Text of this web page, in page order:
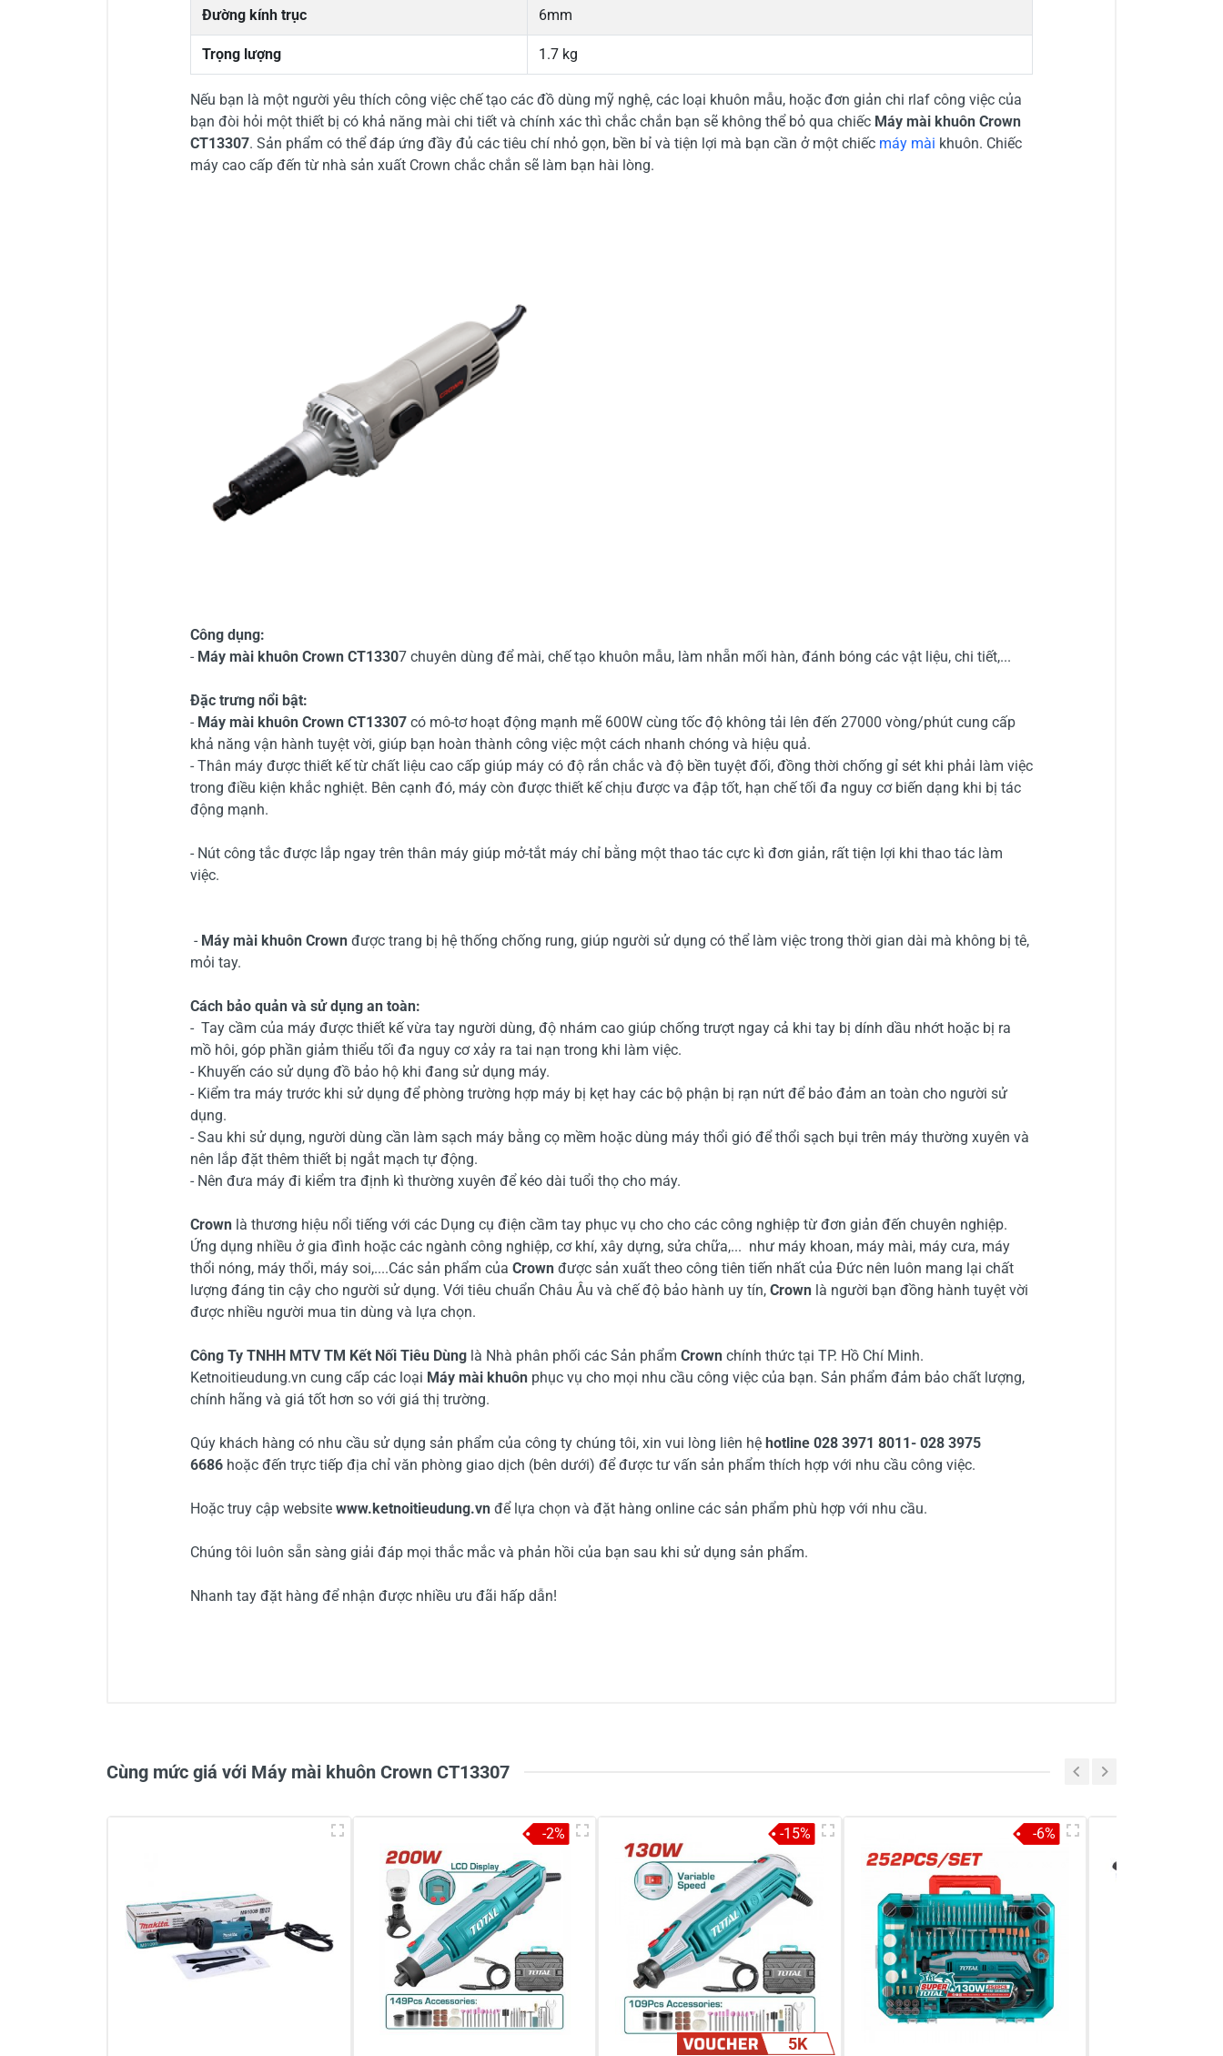
Đường kính trục 6mm
Trọng lượng 1.7 kg
Nếu bạn là một người yêu thích công việc chế tạo các đồ dùng mỹ nghệ, các loại khuôn mẫu, hoặc đơn giản chi rlaf công việc của
bạn đòi hỏi một thiết bị có khả năng mài chi tiết và chính xác thì chắc chắn bạn sẽ không thể bỏ qua chiếc Máy mài khuôn Crown
CT13307. Sản phẩm có thể đáp ứng đầy đủ các tiêu chí nhỏ gọn, bền bỉ và tiện lợi mà bạn cần ở một chiếc máy mài khuôn. Chiếc
máy cao cấp đến từ nhà sản xuất Crown chắc chắn sẽ làm bạn hài lòng.
Công dụng:
- Máy mài khuôn Crown CT13307 chuyên dùng để mài, chế tạo khuôn mẫu, làm nhẵn mối hàn, đánh bóng các vật liệu, chi tiết,...
Đặc trưng nổi bật:
- Máy mài khuôn Crown CT13307 có mô-tơ hoạt động mạnh mẽ 600W cùng tốc độ không tải lên đến 27000 vòng/phút cung cấp
khả năng vận hành tuyệt vời, giúp bạn hoàn thành công việc một cách nhanh chóng và hiệu quả.
- Thân máy được thiết kế từ chất liệu cao cấp giúp máy có độ rắn chắc và độ bền tuyệt đối, đồng thời chống gỉ sét khi phải làm việc
trong điều kiện khắc nghiệt. Bên cạnh đó, máy còn được thiết kế chịu được va đập tốt, hạn chế tối đa nguy cơ biến dạng khi bị tác
động mạnh.
- Nút công tắc được lắp ngay trên thân máy giúp mở-tắt máy chỉ bằng một thao tác cực kì đơn giản, rất tiện lợi khi thao tác làm
việc.
- Máy mài khuôn Crown được trang bị hệ thống chống rung, giúp người sử dụng có thể làm việc trong thời gian dài mà không bị tê,
mỏi tay.
Cách bảo quản và sử dụng an toàn:
- Tay cầm của máy được thiết kế vừa tay người dùng, độ nhám cao giúp chống trượt ngay cả khi tay bị dính dầu nhớt hoặc bị ra
mồ hôi, góp phần giảm thiểu tối đa nguy cơ xảy ra tai nạn trong khi làm việc.
- Khuyến cáo sử dụng đồ bảo hộ khi đang sử dụng máy.
- Kiểm tra máy trước khi sử dụng để phòng trường hợp máy bị kẹt hay các bộ phận bị rạn nứt để bảo đảm an toàn cho người sử
dụng.
- Sau khi sử dụng, người dùng cần làm sạch máy bằng cọ mềm hoặc dùng máy thổi gió để thổi sạch bụi trên máy thường xuyên và
nên lắp đặt thêm thiết bị ngắt mạch tự động.
- Nên đưa máy đi kiểm tra định kì thường xuyên để kéo dài tuổi thọ cho máy.
Crown là thương hiệu nổi tiếng với các Dụng cụ điện cầm tay phục vụ cho cho các công nghiệp từ đơn giản đến chuyên nghiệp.
Ứng dụng nhiều ở gia đình hoặc các ngành công nghiệp, cơ khí, xây dựng, sửa chữa,... như máy khoan, máy mài, máy cưa, máy
thổi nóng, máy thổi, máy soi,....Các sản phẩm của Crown được sản xuất theo công tiên tiến nhất của Đức nên luôn mang lại chất
lượng đáng tin cậy cho người sử dụng. Với tiêu chuẩn Châu Âu và chế độ bảo hành uy tín, Crown là người bạn đồng hành tuyệt vời
được nhiều người mua tin dùng và lựa chọn.
Công Ty TNHH MTV TM Kết Nối Tiêu Dùng là Nhà phân phối các Sản phẩm Crown chính thức tại TP. Hồ Chí Minh.
Ketnoitieudung.vn cung cấp các loại Máy mài khuôn phục vụ cho mọi nhu cầu công việc của bạn. Sản phẩm đảm bảo chất lượng,
chính hãng và giá tốt hơn so với giá thị trường.
Qúy khách hàng có nhu cầu sử dụng sản phẩm của công ty chúng tôi, xin vui lòng liên hệ hotline 028 3971 8011- 028 3975
6686 hoặc đến trực tiếp địa chỉ văn phòng giao dịch (bên dưới) để được tư vấn sản phẩm thích hợp với nhu cầu công việc.
Hoặc truy cập website www.ketnoitieudung.vn để lựa chọn và đặt hàng online các sản phẩm phù hợp với nhu cầu.
Chúng tôi luôn sẵn sàng giải đáp mọi thắc mắc và phản hồi của bạn sau khi sử dụng sản phẩm.
Nhanh tay đặt hàng để nhận được nhiều ưu đãi hấp dẫn!
Đánh giá sao Họ và tên* Tiêu đề của nhận xét*
Viết nhận xét của bạn vào bên dưới*
Cùng mức giá với Máy mài khuôn Crown CT13307
-2%
5K
-15% -6%